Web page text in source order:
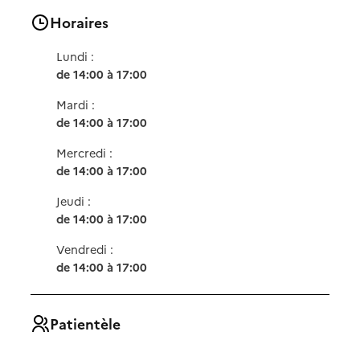
Horaires
Lundi :
de 14:00 à 17:00
Mardi :
de 14:00 à 17:00
Mercredi :
de 14:00 à 17:00
Jeudi :
de 14:00 à 17:00
Vendredi :
de 14:00 à 17:00
Patientèle